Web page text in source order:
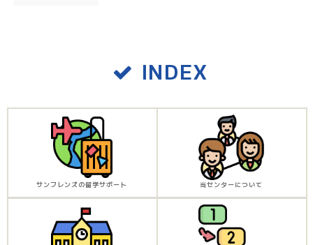
INDEX
サンフレンズの留学サポート 当センターについて